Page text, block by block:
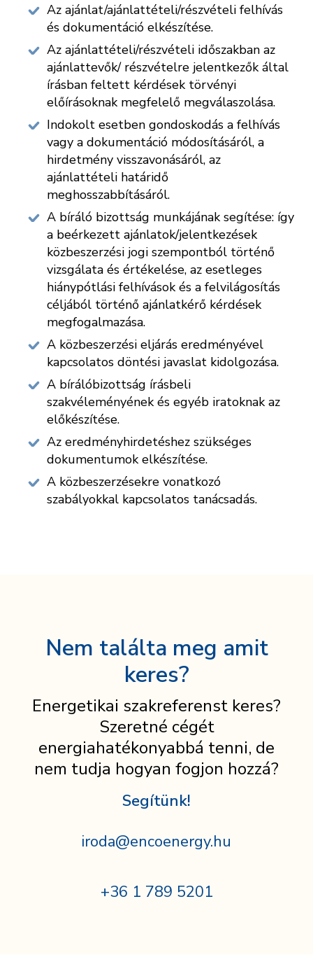
Az ajánlat/ajánlattételi/részvételi felhívás
és dokumentáció elkészítése.
Az ajánlattételi/részvételi időszakban az
ajánlattevők/ részvételre jelentkezők által
írásban feltett kérdések törvényi
előírásoknak megfelelő megválaszolása.
Indokolt esetben gondoskodás a felhívás
vagy a dokumentáció módosításáról, a
hirdetmény visszavonásáról, az
ajánlattételi határidő
meghosszabbításáról.
A bíráló bizottság munkájának segítése: így
a beérkezett ajánlatok/jelentkezések
közbeszerzési jogi szempontból történő
vizsgálata és értékelése, az esetleges
hiánypótlási felhívások és a felvilágosítás
céljából történő ajánlatkérő kérdések
megfogalmazása.
A közbeszerzési eljárás eredményével
kapcsolatos döntési javaslat kidolgozása.
A bírálóbizottság írásbeli
szakvéleményének és egyéb iratoknak az
előkészítése.
Az eredményhirdetéshez szükséges
dokumentumok elkészítése.
A közbeszerzésekre vonatkozó
szabályokkal kapcsolatos tanácsadás.
Nem találta meg amit
keres?
Energetikai szakreferenst keres?
Szeretné cégét
energiahatékonyabbá tenni, de
nem tudja hogyan fogjon hozzá?
Segítünk!
iroda@encoenergy.hu
+36 1 789 5201